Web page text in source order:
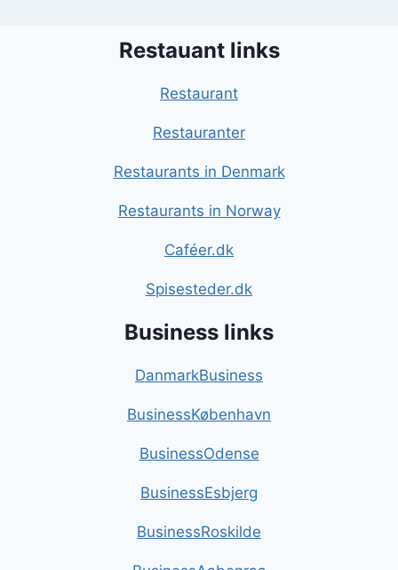
Restauant links
Restaurant
Restauranter
Restaurants in Denmark
Restaurants in Norway
Caféer.dk
Spisesteder.dk
Business links
DanmarkBusiness
BusinessKøbenhavn
BusinessOdense
BusinessEsbjerg
BusinessRoskilde